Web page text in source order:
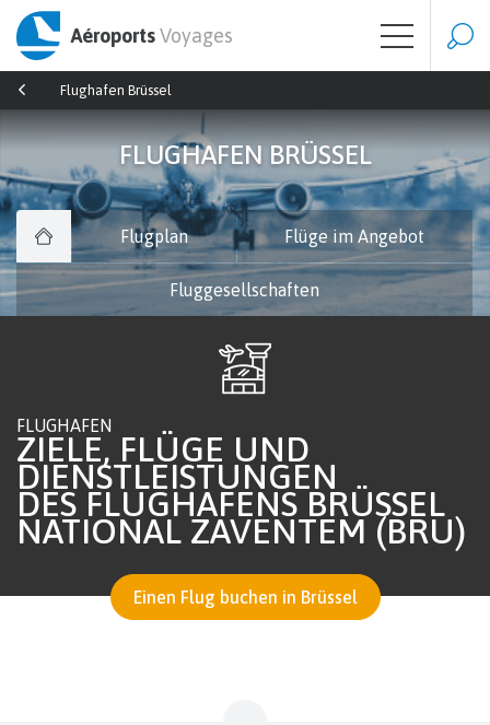
AéroportsVoyages
Flughafen Brüssel
FLUGHAFEN BRÜSSEL
Flugplan Flüge im Angebot
Fluggesellschaften
FLUGHAFEN
ZIELE, FLÜGE UND
DIENSTLEISTUNGEN
DES FLUGHAFENS BRÜSSEL
NATIONAL ZAVENTEM (BRU)
Einen Flug buchen in Brüssel